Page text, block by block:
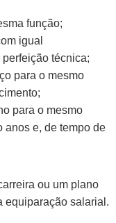
função;
igual
técnica;
para o mesmo
para o mesmo
anos e, de tempo de
ou um plano
equiparação salarial.